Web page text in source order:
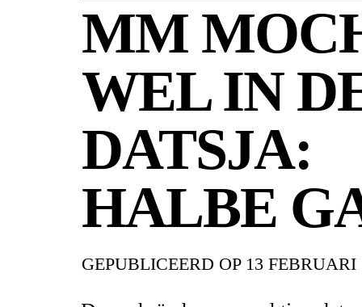
MM
WEL IN
DATSJA:
HALBE
GEPUBLICEERD OP 13 FEBRUARI